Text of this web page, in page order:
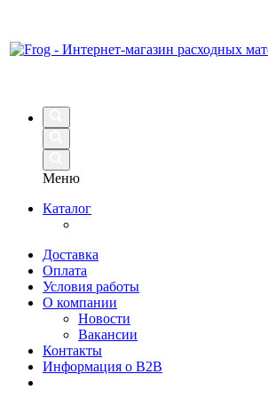
Меню
Каталог
Доставка
Оплата
Условия работы
О компании
Новости
Вакансии
Контакты
Информация о B2B